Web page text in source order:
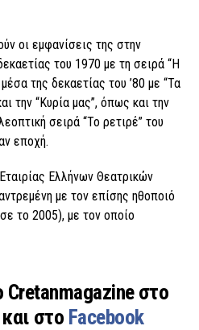
οι εμφανίσεις της στην
του 1970 με τη σειρά “Η
της δεκαετίας του ’80 με “Τα
την “Κυρία μας”, όπως και την
σειρά “Το ρετιρέ” του
εποχή.
Ελλήνων Θεατρικών
με τον επίσης ηθοποιό
το 2005), με τον οποίο
στο
και στο Facebook